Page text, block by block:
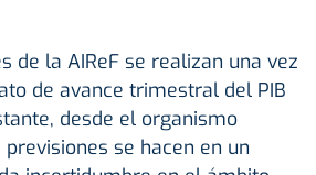
de la AIReF se realizan una vez
de avance trimestral del PIB
desde el organismo
se hacen en un